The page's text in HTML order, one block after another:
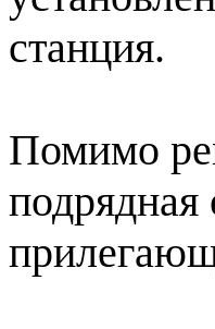
станция.
Помимо
подрядная